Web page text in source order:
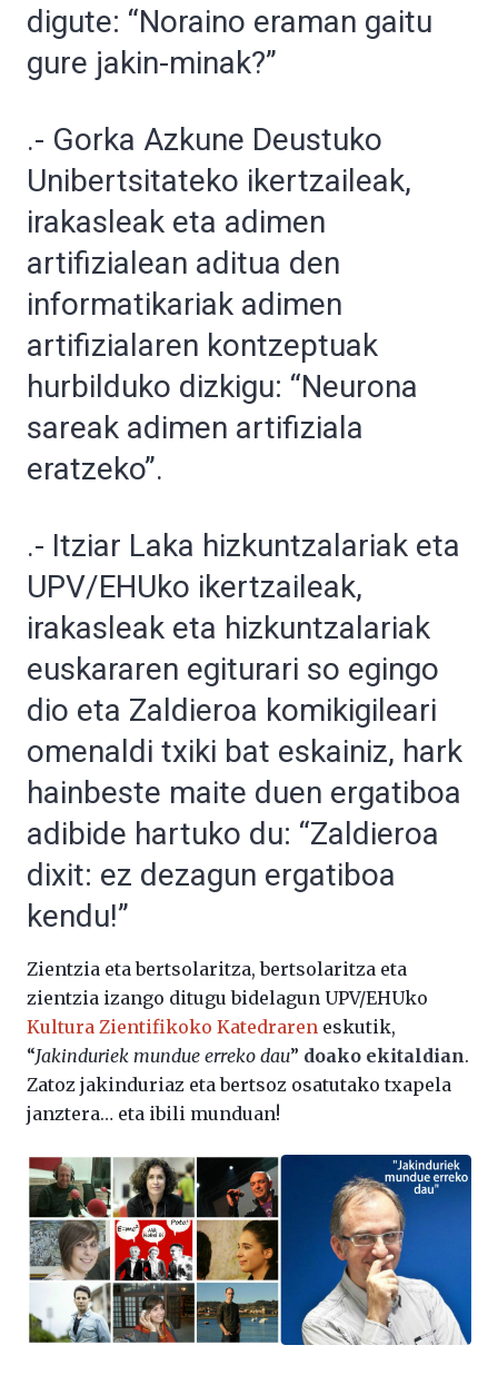
digute: “Noraino eraman gaitu
gure jakin-minak?”
.- Gorka Azkune Deustuko
Unibertsitateko ikertzaileak,
irakasleak eta adimen
artifizialean aditua den
informatikariak adimen
artifizialaren kontzeptuak
hurbilduko dizkigu: “Neurona
sareak adimen artifiziala
eratzeko”.
.- Itziar Laka hizkuntzalariak eta
UPV/EHUko ikertzaileak,
irakasleak eta hizkuntzalariak
euskararen egiturari so egingo
dio eta Zaldieroa komikigileari
omenaldi txiki bat eskainiz, hark
hainbeste maite duen ergatiboa
adibide hartuko du: “Zaldieroa
dixit: ez dezagun ergatiboa
kendu!”
Zientzia eta bertsolaritza, bertsolaritza eta
zientzia izango ditugu bidelagun UPV/EHUko
Kultura Zientifikoko Katedraren eskutik,
“Jakinduriek mundue erreko dau” doako ekitaldian.
Zatoz jakinduriaz eta bertsoz osatutako txapela
janztera… eta ibili munduan!